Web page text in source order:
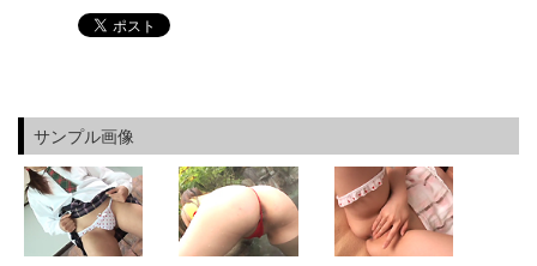
サンプル画像